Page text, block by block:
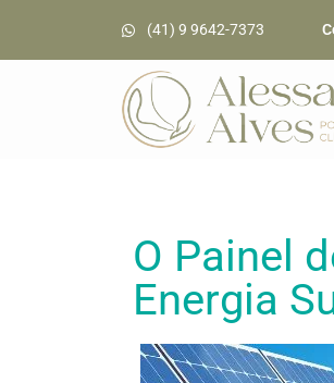
(41) 9 9642-7373
O Painel
Energia